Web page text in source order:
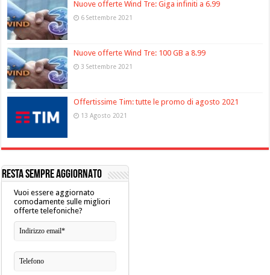
Nuove offerte Wind Tre: Giga infiniti a 6.99
6 Settembre 2021
Nuove offerte Wind Tre: 100 GB a 8.99
3 Settembre 2021
Offertissime Tim: tutte le promo di agosto 2021
13 Agosto 2021
RESTA SEMPRE AGGIORNATO
Vuoi essere aggiornato
comodamente sulle migliori
offerte telefoniche?